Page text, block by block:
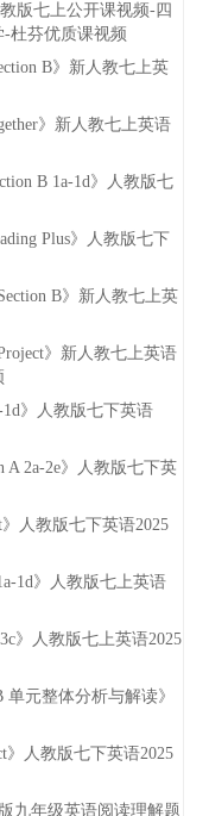
版七上公开课视频-四
杜芬优质课视频
B》新人教七上英
》新人教七上英语
B 1a-1d》人教版七
Plus》人教版七下
B》新人教七上英
》新人教七上英语
1d》人教版七下英语
A 2a-2e》人教版七下英
人教版七下英语2025
1d》人教版七上英语
》人教版七上英语2025
单元整体分析与解读》
》人教版七下英语2025
九年级英语阅读理解题